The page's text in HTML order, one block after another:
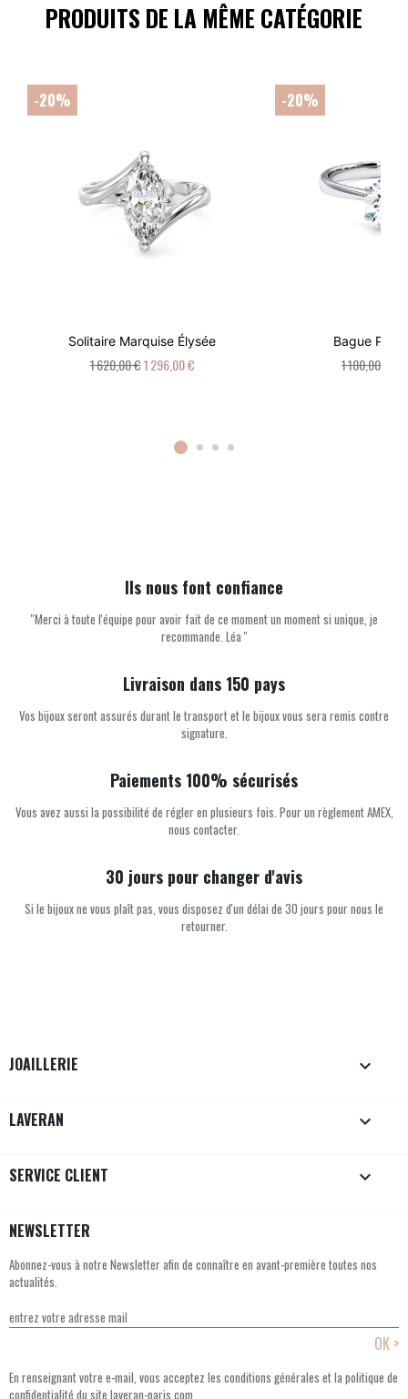
PRODUITS DE LA MÊME CATÉGORIE
Solitaire Marquise Élysée
1 620,00 €1 296,00 €
-20%
Bague
1 100,00 €
-20%
Ils nous font confiance
''Merci à toute l'équipe pour avoir fait de ce moment un moment si unique, je
recommande. Léa ''
Livraison dans 150 pays
Vos bijoux seront assurés durant le transport et le bijoux vous sera remis contre
signature.
Paiements 100% sécurisés
Vous avez aussi la possibilité de régler en plusieurs fois. Pour un règlement AMEX,
nous contacter.
30 jours pour changer d'avis
Si le bijoux ne vous plaît pas, vous disposez d'un délai de 30 jours pour nous le
retourner.
JOAILLERIE 
LAVERAN 
SERVICE CLIENT 
NEWSLETTER
Abonnez-vous à notre Newsletter afin de connaître en avant-première toutes nos
actualités.
En renseignant votre e-mail, vous acceptez les conditions générales et la politique de
confidentialité du site laveran-paris.com